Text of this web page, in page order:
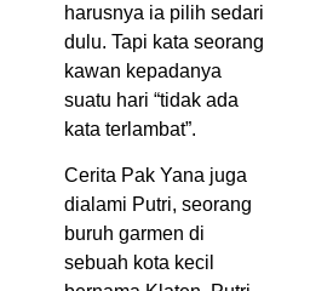
harusnya ia pilih sedari
dulu. Tapi kata seorang
kawan kepadanya
suatu hari “tidak ada
kata terlambat”.
Cerita Pak Yana juga
dialami Putri, seorang
buruh garmen di
sebuah kota kecil